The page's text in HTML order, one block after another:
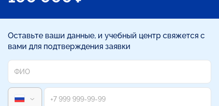
Оставьте ваши данные, и учебный центр свяжется с
вами для подтверждения заявки